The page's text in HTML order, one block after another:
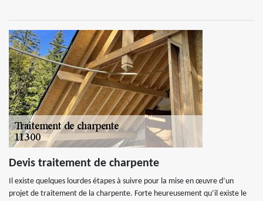
Devis traitement de charpente
Il existe quelques lourdes étapes à suivre pour la mise en œuvre d’un
projet de traitement de la charpente. Forte heureusement qu’il existe le